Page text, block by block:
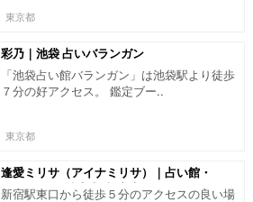
東京都
彩乃｜池袋 占いバランガン
「池袋占い館バランガン」は池袋駅より徒歩
７分の好アクセス。 鑑定ブー..
東京都
逢愛ミリサ（アイナミリサ）｜占い館・
SHINKIDO-神貴堂-新宿店
新宿駅東口から徒歩５分のアクセスの良い場